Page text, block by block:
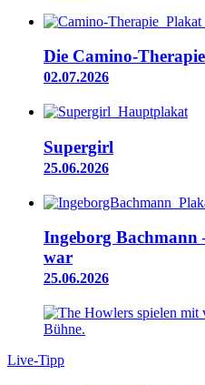
Die Camino-
02.07.2026
Supergirl
25.06.2026
Ingeborg Bachmann
war
25.06.2026
Live-Tipp